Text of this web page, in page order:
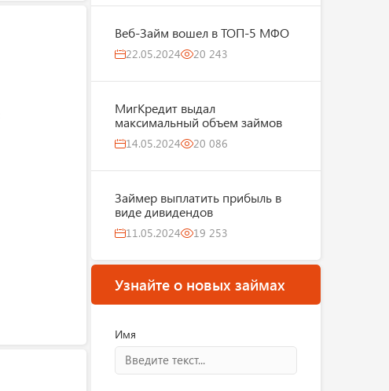
Веб-Займ вошел в ТОП-5 МФО
22.05.2024 20 243
МигКредит выдал
максимальный объем займов
14.05.2024 20 086
Займер выплатить прибыль в
виде дивидендов
11.05.2024 19 253
Узнайте о новых займах
Имя